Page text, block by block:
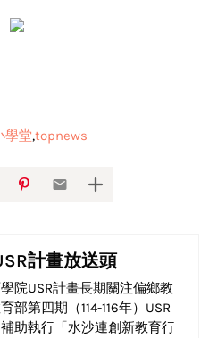
學堂 topnews
計畫放送頭
院USR計畫長期關注偏鄉教
部第四期（114-116年）USR
助執行「水沙連創新教育行